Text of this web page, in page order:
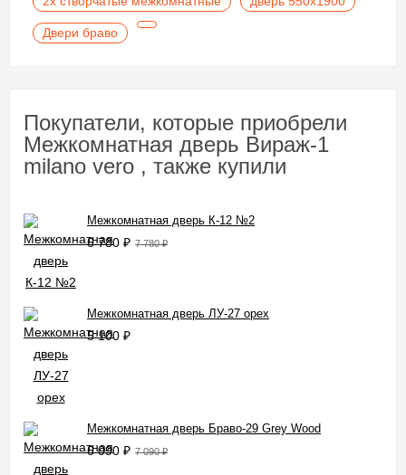
Двери браво
Покупатели, которые приобрели
Межкомнатная дверь Вираж-1
milano vero , также купили
Межкомнатная дверь К-12 №2
6 780 ₽ 7 780₽
Межкомнатная дверь ЛУ-27 орех
5 100 ₽
Межкомнатная дверь Браво-29 Grey Wood
6 090 ₽ 7 090₽